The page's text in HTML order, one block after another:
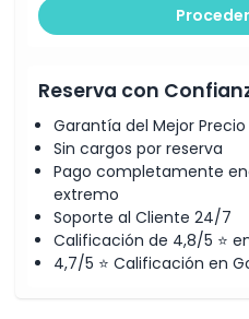
Reserva con
Garantía del Mejor Precio
Sin cargos por reserva
Pago completamente
extremo
Soporte al Cliente 24/7
Calificación de 4,8/5 ⭐
4,7/5 ⭐ Calificación en